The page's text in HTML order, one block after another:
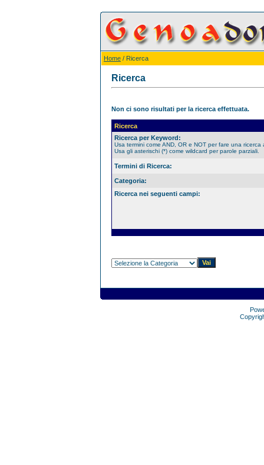
Home / Ricerca
Ricerca
Non ci sono risultati per la ricerca effettuata.
Ricerca
Ricerca per Keyword:
Usa termini come AND, OR e NOT per fare una ricerca
Usa gli asterischi (*) come wildcard per parole parziali.
Termini di Ricerca:
Categoria:
Ricerca nei seguenti campi: